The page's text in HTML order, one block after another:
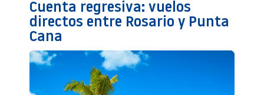
Cuenta regresiva: vuelos
directos entre Rosario y Punta
Cana